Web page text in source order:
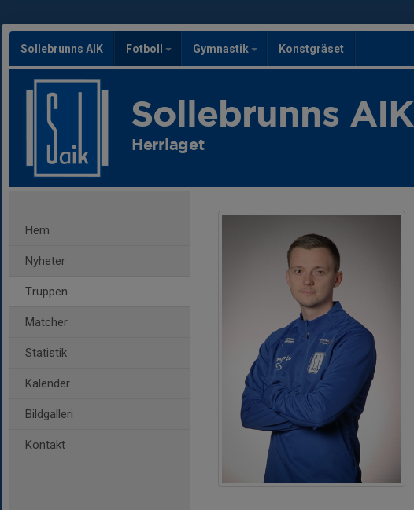
Sollebrunns AIK Fotboll Gymnastik Konstgräset
Sollebrunns AIK
Herrlaget
Hem
Nyheter
Truppen
Matcher
Statistik
Kalender
Bildgalleri
Kontakt